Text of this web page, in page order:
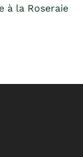
à la Roseraie